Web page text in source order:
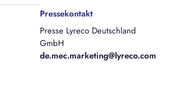
Pressekontakt
Presse Lyreco Deutschland
GmbH
de.mec.marketing@lyreco.com